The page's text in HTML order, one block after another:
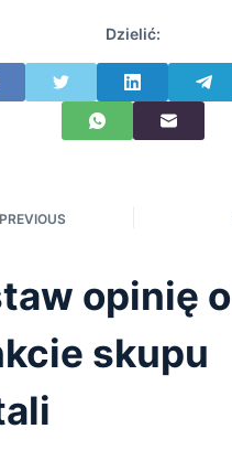
Dzielić:
PREVIOUS
opinię o
skupu